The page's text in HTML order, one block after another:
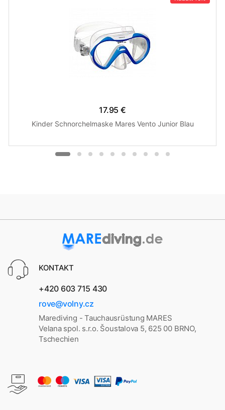
17.95 €
Kinder Schnorchelmaske Mares Vento Junior Blau
KONTAKT
+420 603 715 430
rove@volny.cz
Marediving - Tauchausrüstung MARES
Velana spol. s.r.o. Šoustalova 5, 625 00 BRNO,
Tschechien